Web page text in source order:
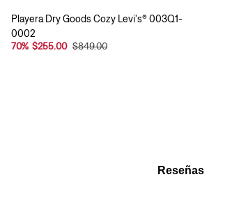
Playera Dry Goods Cozy Levi's® 003Q1-
0002
70% $255.00 $849.00